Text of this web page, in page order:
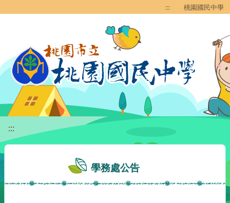
::: 桃園國民中學
:::
學務處公告